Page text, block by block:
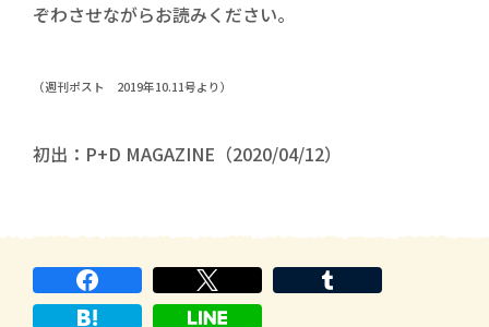
ぞわさせながらお読みください。
（週刊ポスト 2019年10.11号より）
初出：P+D MAGAZINE（2020/04/12）